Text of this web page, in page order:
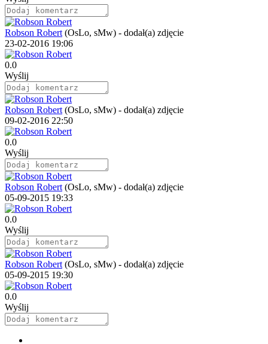
Robson Robert (OsLo, sMw) - dodał(a) zdjęcie
23-02-2016 19:06
0.0
Wyślij
Robson Robert (OsLo, sMw) - dodał(a) zdjęcie
09-02-2016 22:50
0.0
Wyślij
Robson Robert (OsLo, sMw) - dodał(a) zdjęcie
05-09-2015 19:33
0.0
Wyślij
Robson Robert (OsLo, sMw) - dodał(a) zdjęcie
05-09-2015 19:30
0.0
Wyślij